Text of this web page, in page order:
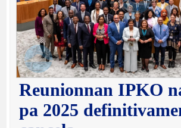
Reunionnan IPKO
pa 2025